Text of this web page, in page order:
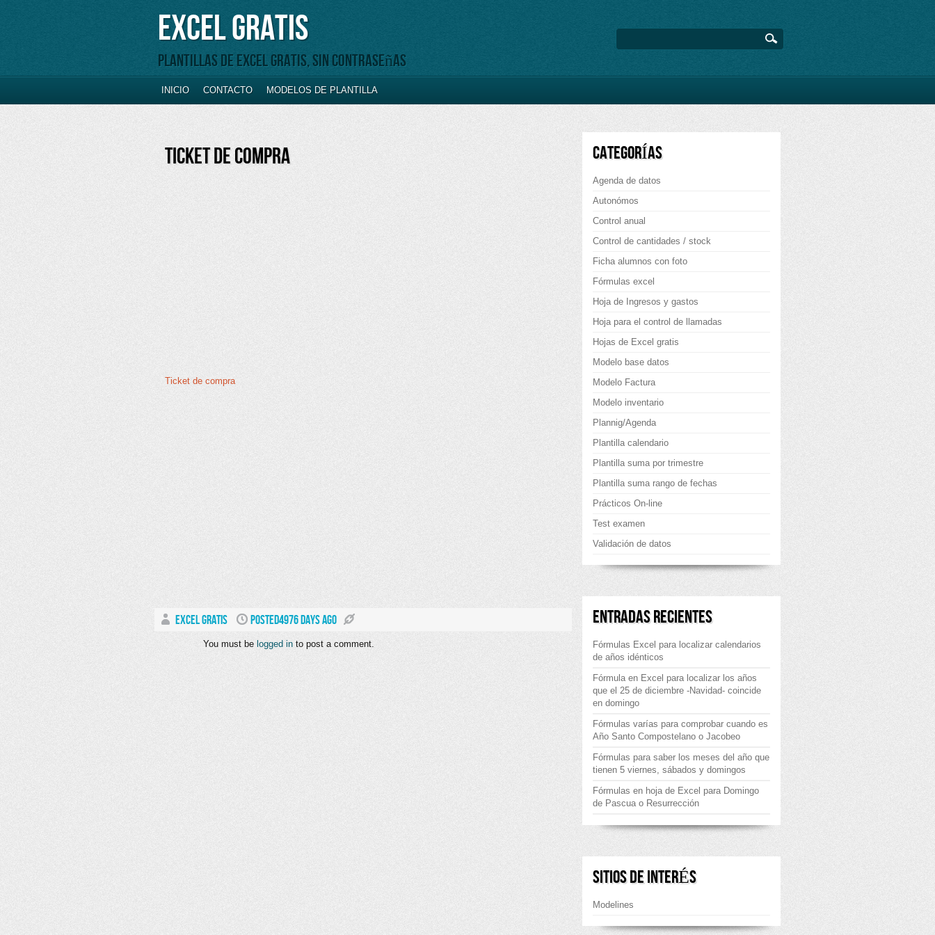
Excel Gratis
Plantillas de Excel gratis, sin contraseñas
INICIO CONTACTO MODELOS DE PLANTILLA
TICKET DE COMPRA
Ticket de compra
EXCEL GRATIS POSTED4976 DAYS AGO
You must be logged in to post a comment.
CATEGORÍAS
Agenda de datos
Autonómos
Control anual
Control de cantidades / stock
Ficha alumnos con foto
Fórmulas excel
Hoja de Ingresos y gastos
Hoja para el control de llamadas
Hojas de Excel gratis
Modelo base datos
Modelo Factura
Modelo inventario
Plannig/Agenda
Plantilla calendario
Plantilla suma por trimestre
Plantilla suma rango de fechas
Prácticos On-line
Test examen
Validación de datos
ENTRADAS RECIENTES
Fórmulas Excel para localizar calendarios
de años idénticos
Fórmula en Excel para localizar los años
que el 25 de diciembre -Navidad- coincide
en domingo
Fórmulas varías para comprobar cuando es
Año Santo Compostelano o Jacobeo
Fórmulas para saber los meses del año que
tienen 5 viernes, sábados y domingos
Fórmulas en hoja de Excel para Domingo
de Pascua o Resurrección
SITIOS DE INTERÉS
Modelines